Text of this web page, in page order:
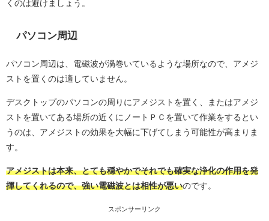
くのは避けましょう。
パソコン周辺
パソコン周辺は、電磁波が渦巻いているような場所なので、アメジ
ストを置くのは適していません。
デスクトップのパソコンの周りにアメジストを置く、またはアメジ
ストを置いてある場所の近くにノートＰＣを置いて作業をするとい
うのは、アメジストの効果を大幅に下げてしまう可能性が高まりま
す。
アメジストは本来、とても穏やかでそれでも確実な浄化の作用を発
揮してくれるので、強い電磁波とは相性が悪いのです。
スポンサーリンク